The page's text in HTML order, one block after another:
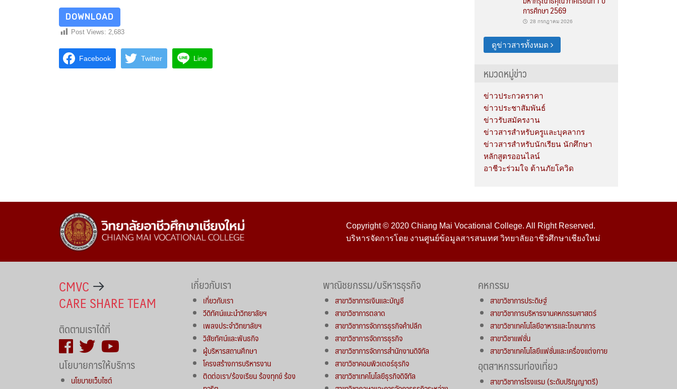
DOWNLOAD
Post Views: 2,683
Facebook Twitter Line
การศึกษา 2569
28 กรกฎาคม 2026
ดูข่าวสารทั้งหมด
หมวดหมู่ข่าว
ข่าวประกวดราคา
ข่าวประชาสัมพันธ์
ข่าวรับสมัครงาน
ข่าวสารสำหรับครูและบุคลากร
ข่าวสารสำหรับนักเรียน นักศึกษา
หลักสูตรออนไลน์
อาชีวะร่วมใจ ต้านภัยโควิด
Copyright © 2020 Chiang Mai Vocational College. All Right Reserved.
บริหารจัดการโดย งานศูนย์ข้อมูลสารสนเทศ วิทยาลัยอาชีวศึกษาเชียงใหม่
CMVC
CARE SHARE TEAM
ติดตามเราได้ที่
นโยบายการให้บริการ
นโยบายเว็บไซต์
เกี่ยวกับเรา
เกี่ยวกับเรา
วีดิทัศน์แนะนำวิทยาลัยฯ
เพลงประจำวิทยาลัยฯ
วิสัยทัศน์และพันธกิจ
ผู้บริหารสถานศึกษา
โครงสร้างการบริหารงาน
ติดต่อเรา/ร้องเรียน ร้องทุกข์ ร้อง
พาณิชยกรรม/บริหารธุรกิจ
สาขาวิชาการเงินและบัญชี
สาขาวิชาการตลาด
สาขาวิชาการจัดการธุรกิจค้าปลีก
สาขาวิชาการจัดการธุรกิจ
สาขาวิชาการจัดการสำนักงานดิจิทัล
สาขาวิชาคอมพิวเตอร์ธุรกิจ
สาขาวิชาเทคโนโลยีธุรกิจดิจิทัล
คหกรรม
สาขาวิชาการประดิษฐ์
สาขาวิชาการบริหารงานคหกรรมศาสตร์
สาขาวิชาเทคโนโลยีอาหารและโภชนาการ
สาขาวิชาแฟชั่น
สาขาวิชาเทคโนโลยีแฟชั่นและเครื่องแต่งกาย
อุตสาหกรรมท่องเที่ยว
สาขาวิชาการโรงแรม (ระดับปริญญาตรี)